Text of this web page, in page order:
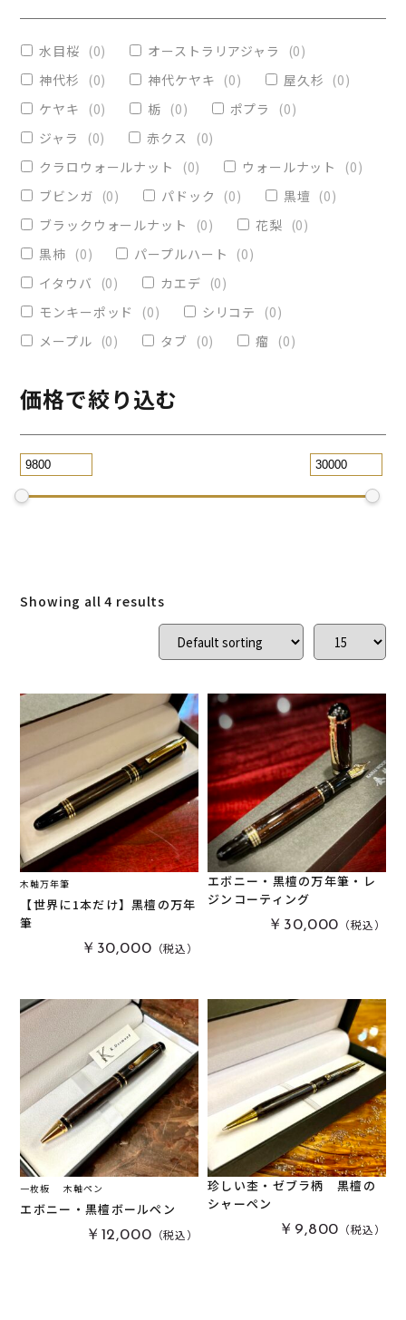
リビングテーブル
ヴィクトリア ( 0)
オリーブ (0) レジンペン (0)
ストレート ( 0)
パープルハート (0 替芯 (0)
2WAY万年筆 (0 )
一枚板テーブル (0)
(
サイドテーブル
スタビライズドウッドボールペン
24KGpラグジュアリー木軸ペン (0)
アート (0 )
ジュエリーペン
(0) ケヤキ (0)
(4) コンソール (0)
回すタイプ (1)
クラロウォールナット (0)
ラック (0) キャップタイプ ( 0)
シャープペン ( 1)
木軸ペン
(2) イタウバ
栃 (0) 木軸万年筆
パドック (0)
金井工房オリジナルレジン (0)
赤楠
(0) 神代杉 (0
ポプラ
(0) リグナムバイタ (0)
ビーフウッド・レースウッド
(0)
メープル (0)
ブラックウォールナット (0)
カイヅカイブキ (0
水目桜 (0) オーストラリアジャラ (0)
神代杉
(0) 神代ケヤキ (0) 屋久杉 (0)
ケヤキ
(0) 栃 (0) ポプラ (0)
ジャラ
(0) 赤クス (0)
クラロウォールナット
(0) ウォールナット (0)
ブビンガ (0) パドック (0) 黒壇 (0)
ブラックウォールナット
(0) 花梨 (0)
黒柿 (0) パープルハート (0)
イタウバ
(0) カエデ (0)
モンキーポッド
(0) シリコテ (0)
メープル (0) タブ (0) 瘤 (0)
価格で絞り込む
Showing all 4 results
木軸万年筆
【世界に1本だけ】黒檀の万年
筆
￥30,000 （税込）
エボニー・黒檀の万年筆・レ
ジンコーティング
￥30,000 （税込）
一枚板 木軸ペン
エボニー・黒檀ボールペン
￥12,000 （税込）
珍しい杢・ゼブラ柄 黒檀の
シャーペン
￥9,800 （税込）